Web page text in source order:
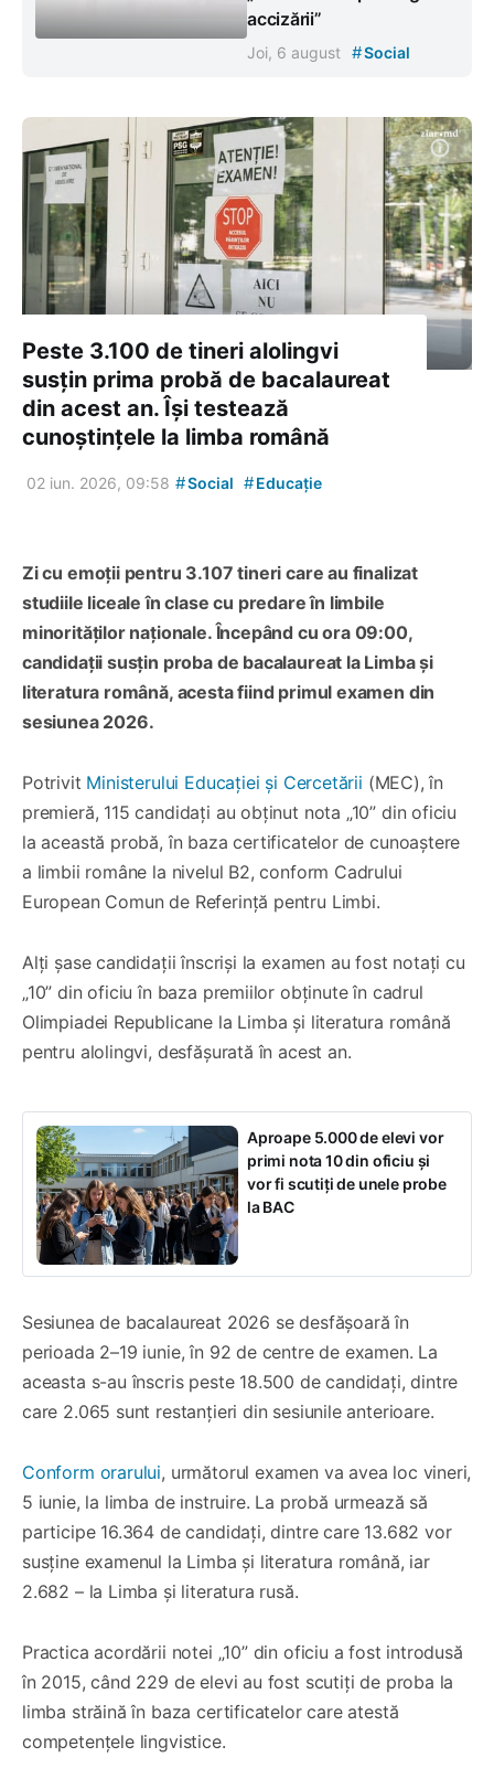
accizării”
Joi, 6 august #Social
Peste 3.100 de tineri alolingvi
susțin prima probă de bacalaureat
din acest an. Își testează
cunoștințele la limba română
02 iun. 2026, 09:58 #Social #Educație
Zi cu emoții pentru 3.107 tineri care au finalizat
studiile liceale în clase cu predare în limbile
minorităților naționale. Începând cu ora 09:00,
candidații susțin proba de bacalaureat la Limba și
literatura română, acesta fiind primul examen din
sesiunea 2026.
Potrivit Ministerului Educației și Cercetării (MEC), în
premieră, 115 candidați au obținut nota „10” din oficiu
la această probă, în baza certificatelor de cunoaștere
a limbii române la nivelul B2, conform Cadrului
European Comun de Referință pentru Limbi.
Alți șase candidații înscriși la examen au fost notați cu
„10” din oficiu în baza premiilor obținute în cadrul
Olimpiadei Republicane la Limba și literatura română
pentru alolingvi, desfășurată în acest an.
Aproape 5.000 de elevi vor
primi nota 10 din oficiu și
vor fi scutiți de unele probe
la BAC
Sesiunea de bacalaureat 2026 se desfășoară în
perioada 2–19 iunie, în 92 de centre de examen. La
aceasta s-au înscris peste 18.500 de candidați, dintre
care 2.065 sunt restanțieri din sesiunile anterioare.
Conform orarului, următorul examen va avea loc vineri,
5 iunie, la limba de instruire. La probă urmează să
participe 16.364 de candidați, dintre care 13.682 vor
susține examenul la Limba și literatura română, iar
2.682 – la Limba și literatura rusă.
Practica acordării notei „10” din oficiu a fost introdusă
în 2015, când 229 de elevi au fost scutiți de proba la
limba străină în baza certificatelor care atestă
competențele lingvistice.